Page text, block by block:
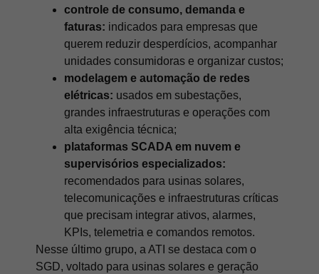
controle de consumo, demanda e
faturas: indicados para empresas que
querem reduzir desperdícios, acompanhar
unidades consumidoras e organizar custos;
modelagem e automação de redes
elétricas: usados em subestações,
grandes infraestruturas e operações com
alta exigência técnica;
plataformas SCADA em nuvem e
supervisórios especializados:
recomendados para usinas solares,
telecomunicações e infraestruturas críticas
que precisam integrar ativos, alarmes,
KPIs, telemetria e comandos remotos.
Nesse último grupo, a ATI se destaca com o
SGD, voltado para usinas solares e geração